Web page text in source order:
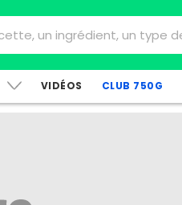
VIDÉOS CLUB 750G